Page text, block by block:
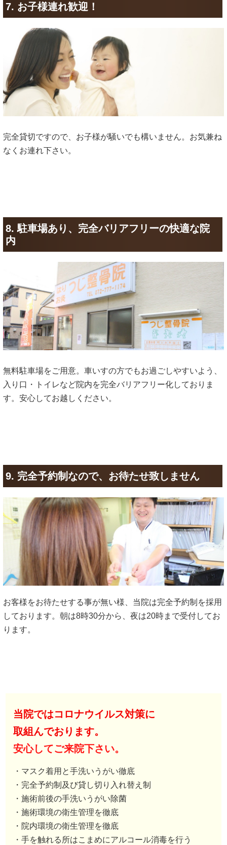
7. お子様連れ歓迎！
完全貸切ですので、お子様が騒いでも構いません。お気兼ね
なくお連れ下さい。
8. 駐車場あり、完全バリアフリーの快適な院
内
無料駐車場をご用意。車いすの方でもお過ごしやすいよう、
入り口・トイレなど院内を完全バリアフリー化しておりま
す。安心してお越しください。
9. 完全予約制なので、お待たせ致しません
お客様をお待たせする事が無い様、当院は完全予約制を採用
しております。朝は8時30分から、夜は20時まで受付してお
ります。
当院ではコロナウイルス対策に
取組んでおります。
安心してご来院下さい。
・マスク着用と手洗いうがい徹底
・完全予約制及び貸し切り入れ替え制
・施術前後の手洗いうがい除菌
・施術環境の衛生管理を徹底
・院内環境の衛生管理を徹底
・手を触れる所はこまめにアルコール消毒を行う